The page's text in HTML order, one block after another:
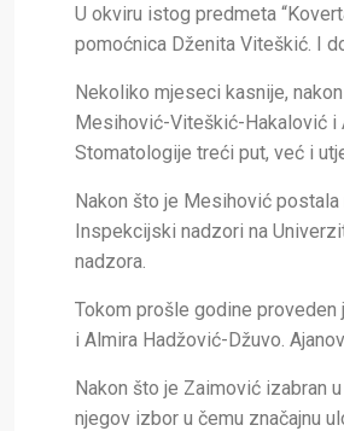
U okviru istog predmeta
pomoćnica Dženita Viteškić. I
Nekoliko mjeseci kasnije,
Mesihović-Viteškić-Hakalović i
Stomatologije treći put, već i
Nakon što je Mesihović
Inspekcijski nadzori na
nadzora.
Tokom prošle godine proveden
i Almira Hadžović-Džuvo.
Nakon što je Zaimović izabran
njegov izbor u čemu značajnu